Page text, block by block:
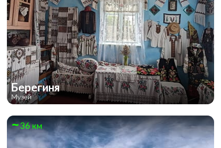
Берегиня
Музей
36 км